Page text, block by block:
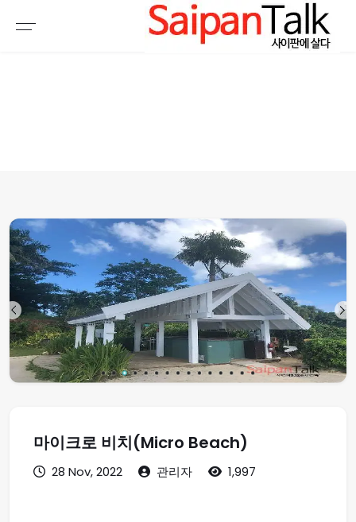
마이크로 비치(Micro Beach)
28 Nov, 2022 관리자 1,997
여행정보
생활정보